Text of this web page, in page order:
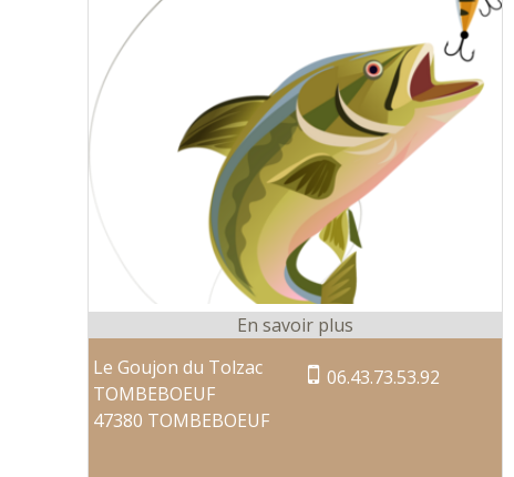
Le Goujon du Tolzac
TOMBEBOEUF
47380 TOMBEBOEUF
06.43.73.53.92